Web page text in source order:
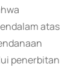
atas
penerbitan